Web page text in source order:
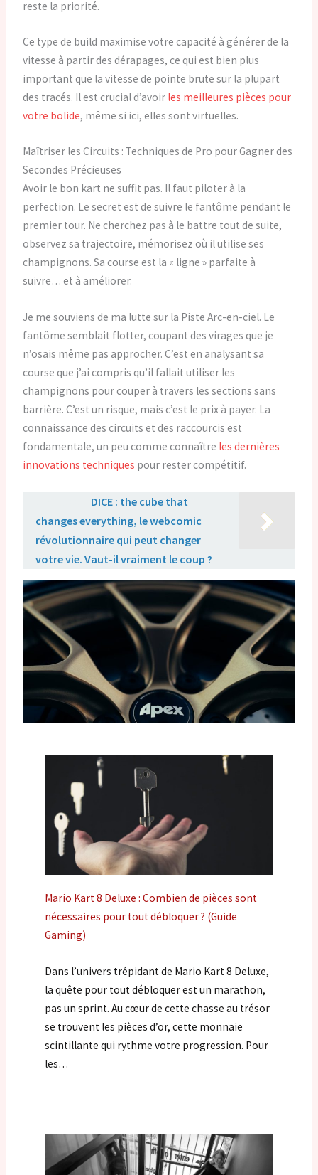
reste la priorité.
Ce type de build maximise votre capacité à générer de la
vitesse à partir des dérapages, ce qui est bien plus
important que la vitesse de pointe brute sur la plupart
des tracés. Il est crucial d’avoir les meilleures pièces pour
votre bolide, même si ici, elles sont virtuelles.
Maîtriser les Circuits : Techniques de Pro pour Gagner des
Secondes Précieuses
Avoir le bon kart ne suffit pas. Il faut piloter à la
perfection. Le secret est de suivre le fantôme pendant le
premier tour. Ne cherchez pas à le battre tout de suite,
observez sa trajectoire, mémorisez où il utilise ses
champignons. Sa course est la « ligne » parfaite à
suivre… et à améliorer.
Je me souviens de ma lutte sur la Piste Arc-en-ciel. Le
fantôme semblait flotter, coupant des virages que je
n’osais même pas approcher. C’est en analysant sa
course que j’ai compris qu’il fallait utiliser les
champignons pour couper à travers les sections sans
barrière. C’est un risque, mais c’est le prix à payer. La
connaissance des circuits et des raccourcis est
fondamentale, un peu comme connaître les dernières
innovations techniques pour rester compétitif.
DICE : the cube that
changes everything, le webcomic
révolutionnaire qui peut changer
votre vie. Vaut-il vraiment le coup ?
Mario Kart 8 Deluxe : Combien de pièces sont
nécessaires pour tout débloquer ? (Guide
Gaming)
Dans l’univers trépidant de Mario Kart 8 Deluxe,
la quête pour tout débloquer est un marathon,
pas un sprint. Au cœur de cette chasse au trésor
se trouvent les pièces d’or, cette monnaie
scintillante qui rythme votre progression. Pour
les…